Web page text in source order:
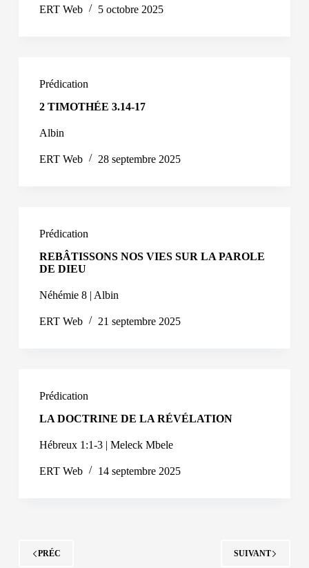
ERT Web 5 octobre 2025
Prédication
2 TIMOTHÉE 3.14-17
Albin
ERT Web 28 septembre 2025
Prédication
REBÂTISSONS NOS VIES SUR LA PAROLE
DE DIEU
Néhémie 8 | Albin
ERT Web 21 septembre 2025
Prédication
LA DOCTRINE DE LA RÉVÉLATION
Hébreux 1:1-3 | Meleck Mbele
ERT Web 14 septembre 2025
PRÉC SUIVANT